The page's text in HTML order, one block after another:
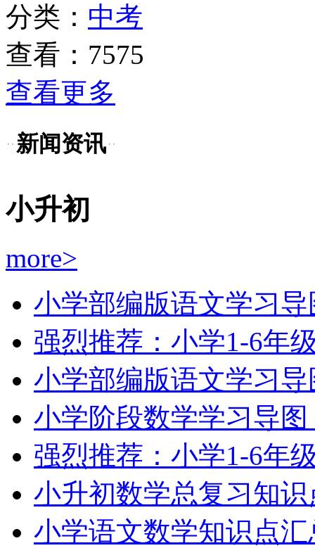
分类： 中考
查看：7575
查看更多
新闻资讯
小升初
more>
小学部编版语文学习
强烈推荐：小学1-6年
小学部编版语文学习
小学阶段数学学习导
强烈推荐：小学1-6年
小升初数学总复习知
小学语文数学知识点汇